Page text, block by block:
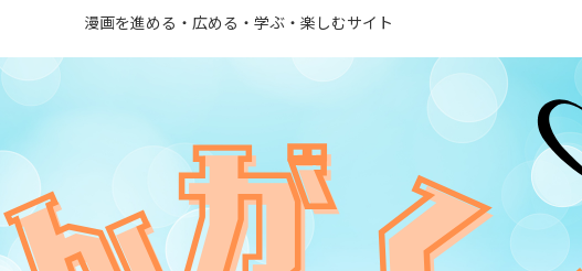
漫画を進める・広める・学ぶ・楽しむサイト